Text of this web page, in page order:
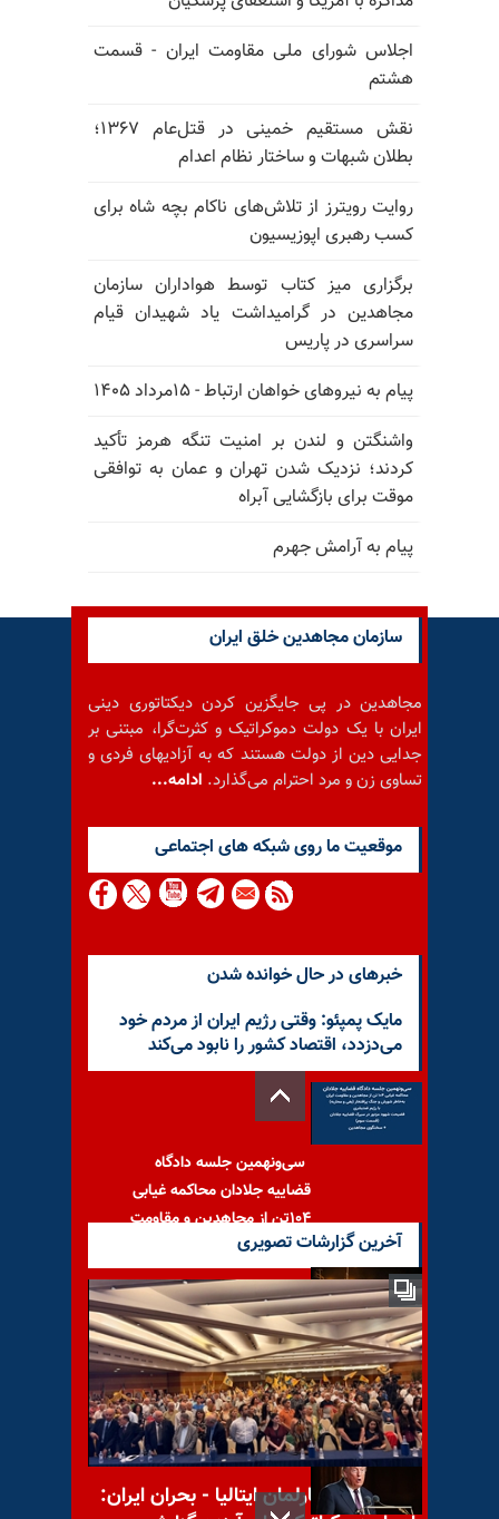
اجلاس شورای ملی مقاومت ایران - قسمت
هشتم
نقش مستقیم خمینی در قتل‌عام ۱۳۶۷؛
بطلان شبهات و ساختار نظام اعدام
روایت رویترز از تلاش‌های ناکام بچه شاه برای
کسب رهبری اپوزیسیون
برگزاری میز کتاب توسط هواداران سازمان
مجاهدین در گرامیداشت یاد شهیدان قیام
سراسری در پاریس
پیام به نیروهای خواهان ارتباط - ۱۵مرداد ۱۴۰۵
واشنگتن و لندن بر امنیت تنگه هرمز تأکید
کردند؛ نزدیک شدن تهران و عمان به توافقی
موقت برای بازگشایی آبراه
پیام به آرامش جهرم
سازمان مجاهدین خلق ایران
مجاهدین در پی جایگزین کردن دیکتاتوری دینی
ایران با یک دولت دموکراتیک و کثرت‌گرا، مبتنی بر
جدایی دین از دولت هستند که به آزادیهای فردی و
تساوی زن و مرد احترام می‌گذارد. ادامه...
موقعيت ما روى شبكه هاى اجتماعى
خبرهای در حال خوانده شدن
مایک پمپئو: وقتی رژیم ایران از مردم خود
می‌دزدد، اقتصاد کشور را نابود می‌کند
سی‌و‌نهمین جلسه دادگاه
قضاییه جلادان محاکمه غیابی
۱۰۴تن از مجاهدین و مقاومت
استقرار گسترده ایست و
بازرسی‌ها در سراسر کشور؛
فضای شهرها بیش‌از‌پیش امنیتی
آخرین گزارشات تصویری
کنفرانس در پارلمان ایتالیا - بحران ایران: